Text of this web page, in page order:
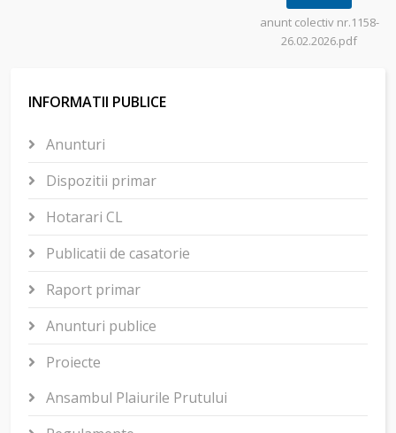
anunt colectiv nr.1158-
26.02.2026.pdf
INFORMATII PUBLICE
Anunturi
Dispozitii primar
Hotarari CL
Publicatii de casatorie
Raport primar
Anunturi publice
Proiecte
Ansambul Plaiurile Prutului